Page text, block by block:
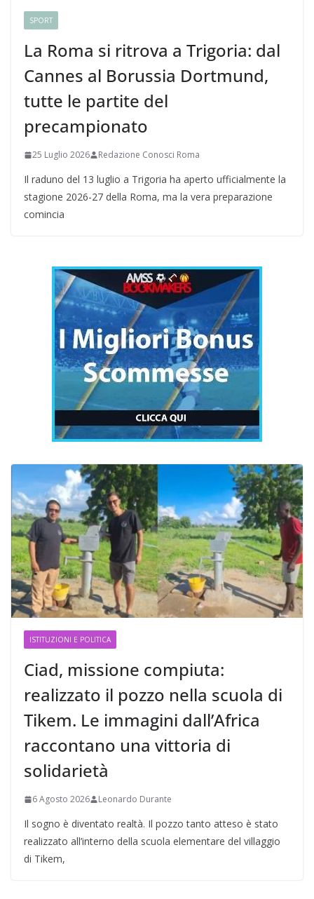
SPORT
La Roma si ritrova a Trigoria: dal
Cannes al Borussia Dortmund,
tutte le partite del
precampionato
25 Luglio 2026 Redazione Conosci Roma
Il raduno del 13 luglio a Trigoria ha aperto ufficialmente la
stagione 2026-27 della Roma, ma la vera preparazione
comincia
ISTITUZIONI E POLITICA
Ciad, missione compiuta:
realizzato il pozzo nella scuola di
Tikem. Le immagini dall’Africa
raccontano una vittoria di
solidarietà
6 Agosto 2026 Leonardo Durante
Il sogno è diventato realtà. Il pozzo tanto atteso è stato
realizzato all’interno della scuola elementare del villaggio
di Tikem,